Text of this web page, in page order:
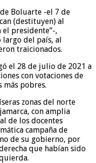
Boluarte -el 7 de
(destituyen) al
presidente”-,
largo del país, al
traicionados.
el 28 de julio de 2021 a
con votaciones de
más pobres.
zonas del norte
con amplia
de los docentes
campaña de
de su gobierno, por
que habían sido